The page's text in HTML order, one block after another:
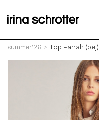
summer‘26 Top Farrah (bej)